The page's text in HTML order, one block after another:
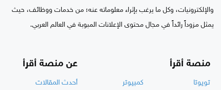
والإلكترونيات، وكل ما يرغب بإثراء معلوماته عنه؛ من خدمات ووظائف، حيث
يمثل مزوداً رائداً في مجال محتوى الإعلانات المبوبة في العالم العربي.
منصة أقرأ
تويوتا
كمبيوتر
عن منصة أقرأ
أحدث المقالات